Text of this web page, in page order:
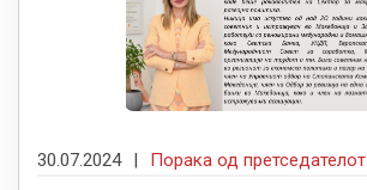
30.07.2024 | Порака од претседателот